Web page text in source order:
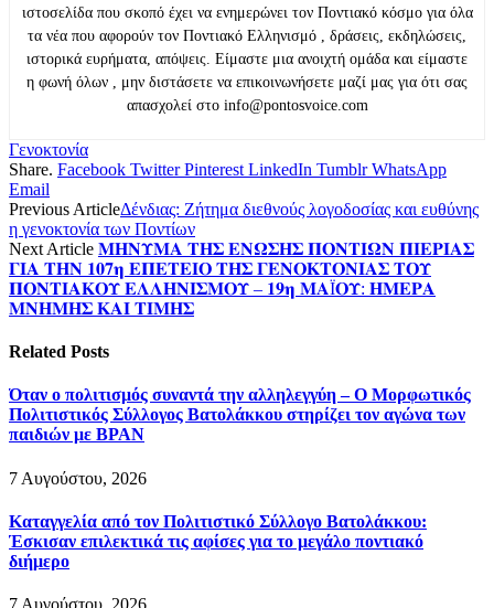
ιστοσελίδα που σκοπό έχει να ενημερώνει τον Ποντιακό κόσμο για όλα
τα νέα που αφορούν τον Ποντιακό Ελληνισμό , δράσεις, εκδηλώσεις,
ιστορικά ευρήματα, απόψεις. Είμαστε μια ανοιχτή ομάδα και είμαστε
η φωνή όλων , μην διστάσετε να επικοινωνήσετε μαζί μας για ότι σας
απασχολεί στο info@pontosvoice.com
Γενοκτονία
Share. Facebook Twitter Pinterest LinkedIn Tumblr WhatsApp
Email
Previous ArticleΔένδιας: Ζήτημα διεθνούς λογοδοσίας και ευθύνης
η γενοκτονία των Ποντίων
Next Article 𝚳𝚮𝚴𝚼𝚳𝚨 𝚻𝚮𝚺 𝚬𝚴𝛀𝚺𝚮𝚺 𝚷𝚶𝚴𝚻𝚰𝛀𝚴 𝚷𝚰𝚬𝚸𝚰𝚨𝚺
𝚪𝚰𝚨 𝚻𝚮𝚴 𝟏𝟎𝟕𝛈 𝚬𝚷𝚬𝚻𝚬𝚰𝚶 𝚻𝚮𝚺 𝚪𝚬𝚴𝚶𝚱𝚻𝚶𝚴𝚰𝚨𝚺 𝚻𝚶𝚼
𝚷𝚶𝚴𝚻𝚰𝚨𝚱𝚶𝚼 𝚬𝚲𝚲𝚮𝚴𝚰𝚺𝚳𝚶𝚼 – 𝟏𝟗𝛈 𝚳𝚨Ϊ𝚶𝚼: 𝚮𝚳𝚬𝚸𝚨
𝚳𝚴𝚮𝚳𝚮𝚺 𝚱𝚨𝚰 𝚻𝚰𝚳𝚮𝚺
Related Posts
Όταν ο πολιτισμός συναντά την αλληλεγγύη – Ο Μορφωτικός
Πολιτιστικός Σύλλογος Βατολάκκου στηρίζει τον αγώνα των
παιδιών με BPAN
7 Αυγούστου, 2026
Καταγγελία από τον Πολιτιστικό Σύλλογο Βατολάκκου:
Έσκισαν επιλεκτικά τις αφίσες για το μεγάλο ποντιακό
διήμερο